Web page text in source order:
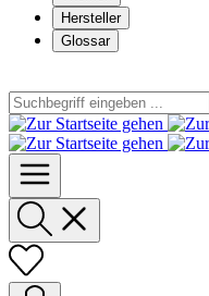
Hersteller
Glossar